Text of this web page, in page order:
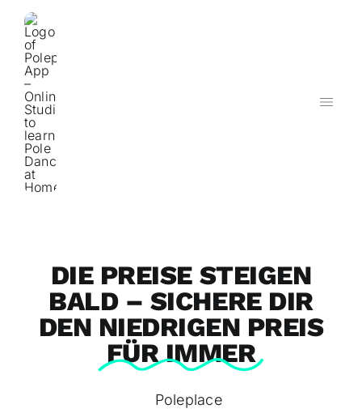
Inhalt
springen
DIE PREISE STEIGEN
BALD – SICHERE DIR
DEN NIEDRIGEN PREIS
FÜR IMMER
Poleplace